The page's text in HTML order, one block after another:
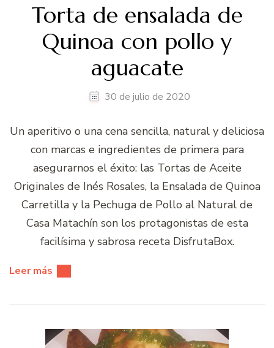
Torta de ensalada de
Quinoa con pollo y
aguacate
30 de julio de 2020
Un aperitivo o una cena sencilla, natural y deliciosa
con marcas e ingredientes de primera para
asegurarnos el éxito: las Tortas de Aceite
Originales de Inés Rosales, la Ensalada de Quinoa
Carretilla y la Pechuga de Pollo al Natural de
Casa Matachín son los protagonistas de esta
facilísima y sabrosa receta DisfrutaBox.
Leer más